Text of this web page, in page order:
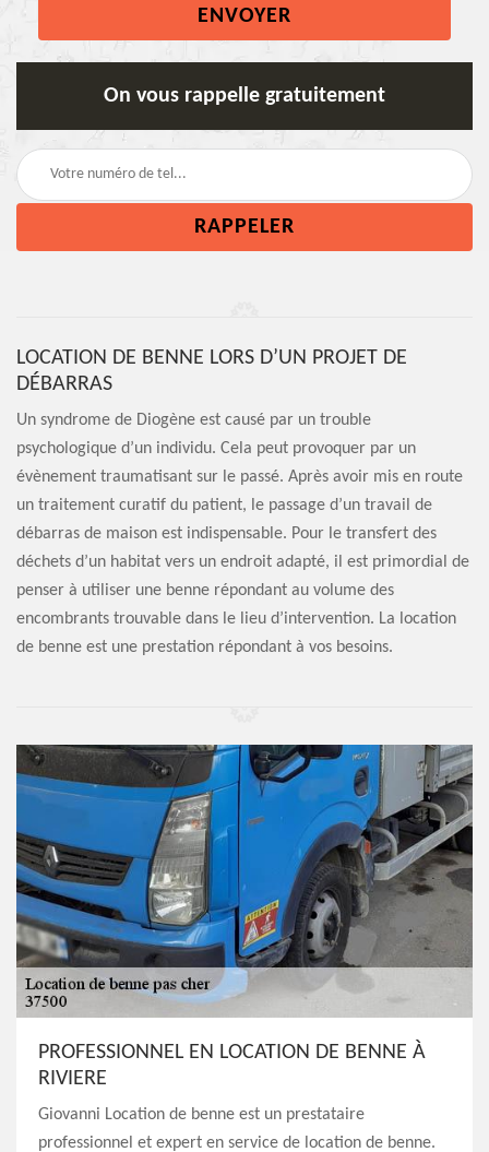
On vous rappelle gratuitement
LOCATION DE BENNE LORS D’UN PROJET DE
DÉBARRAS
Un syndrome de Diogène est causé par un trouble
psychologique d’un individu. Cela peut provoquer par un
évènement traumatisant sur le passé. Après avoir mis en route
un traitement curatif du patient, le passage d’un travail de
débarras de maison est indispensable. Pour le transfert des
déchets d’un habitat vers un endroit adapté, il est primordial de
penser à utiliser une benne répondant au volume des
encombrants trouvable dans le lieu d’intervention. La location
de benne est une prestation répondant à vos besoins.
PROFESSIONNEL EN LOCATION DE BENNE À
RIVIERE
Giovanni Location de benne est un prestataire
professionnel et expert en service de location de benne.